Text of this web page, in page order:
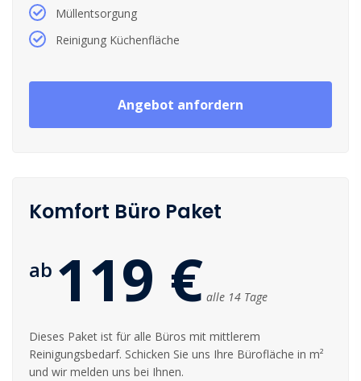
Müllentsorgung
Reinigung Küchenfläche
Angebot anfordern
Komfort Büro Paket
ab 119 € alle 14 Tage
Dieses Paket ist für alle Büros mit mittlerem
Reinigungsbedarf. Schicken Sie uns Ihre Bürofläche in m²
und wir melden uns bei Ihnen.